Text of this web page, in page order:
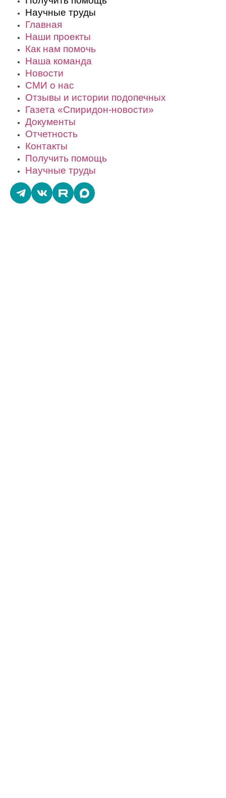
Научные труды
Главная
Наши проекты
Как нам помочь
Наша команда
Новости
СМИ о нас
Отзывы и истории подопечных
Газета «Спиридон-новости»
Документы
Отчетность
Контакты
Получить помощь
Научные труды